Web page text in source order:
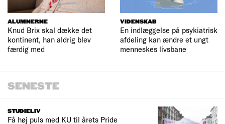
ALUMNERNE
Knud Brix skal dække det
kontinent, han aldrig blev
færdig med
VIDENSKAB
En indlæggelse på psykiatrisk
afdeling kan ændre et ungt
menneskes livsbane
SENESTE
STUDIELIV
Få høj puls med KU til årets Pride